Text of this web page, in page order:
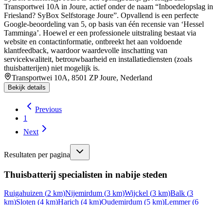
Transportwei 10A in Joure, actief onder de naam “Inboedelopslag in
Friesland? SyBox Selfstorage Joure”. Opvallend is een perfecte
Google-beoordeling van 5, op basis van één recensie van ‘Hessel
Tamminga’. Hoewel er een professionele uitstraling bestaat via
website en contactinformatie, ontbreekt het aan voldoende
klantfeedback, waardoor waardevolle inschatting van
servicekwaliteit, betrouwbaarheid en installatiediensten (zoals
thuisbatterijen) niet mogelijk is.
Transportwei 10A, 8501 ZP Joure, Nederland
Bekijk details
Previous
1
Next
Resultaten per pagina
Thuisbatterij specialisten in nabije steden
Ruigahuizen (2 km)Nijemirdum (3 km)Wijckel (3 km)Balk (3
km)Sloten (4 km)Harich (4 km)Oudemirdum (5 km)Lemmer(6